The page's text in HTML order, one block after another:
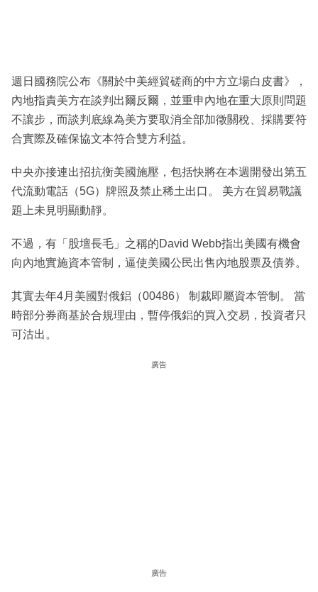
週日國務院公布《關於中美經貿磋商的中方立場白皮書》，
內地指責美方在談判出爾反爾，並重申內地在重大原則問題
不讓步，而談判底線為美方要取消全部加徵關稅、採購要符
合實際及確保協文本符合雙方利益。
中央亦接連出招抗衡美國施壓，包括快將在本週開發出第五
代流動電話（5G）牌照及禁止稀土出口。 美方在貿易戰議
題上未見明顯動靜。
不過，有「股壇長毛」之稱的David Webb指出美國有機會
向內地實施資本管制，逼使美國公民出售內地股票及債券。
其實去年4月美國對俄鋁（00486） 制裁即屬資本管制。 當
時部分券商基於合規理由，暫停俄鋁的買入交易，投資者只
可沽出。
廣告
廣告